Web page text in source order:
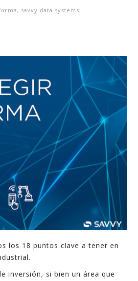
para
lazo
apoyo
En
-
, savvy data systems
los 18 puntos clave a tener en
inversión, si bien un área que